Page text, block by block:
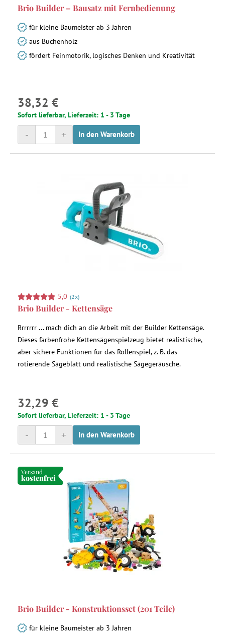
Brio Builder – Bausatz mit Fernbedienung
für kleine Baumeister ab 3 Jahren
aus Buchenholz
fördert Feinmotorik, logisches Denken und Kreativität
38,32 €
Sofort lieferbar, Lieferzeit: 1 - 3 Tage
+
- In den Warenkorb
5,0 (2x)
Brio Builder - Kettensäge
Rrrrrrr ... mach dich an die Arbeit mit der Builder Kettensäge.
Dieses farbenfrohe Kettensägenspielzeug bietet realistische,
aber sichere Funktionen für das Rollenspiel, z. B. das
rotierende Sägeblatt und realistische Sägegeräusche.
32,29 €
Sofort lieferbar, Lieferzeit: 1 - 3 Tage
+
- In den Warenkorb
Versand
kostenfrei
Brio Builder - Konstruktionsset (201 Teile)
für kleine Baumeister ab 3 Jahren